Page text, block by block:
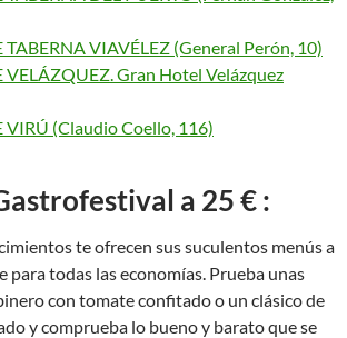
TABERNA VIAVÉLEZ (General Perón, 10)
VELÁZQUEZ. Gran Hotel Velázquez
VIRÚ (Claudio Coello, 116)
a 25 € :
te ofrecen sus suculentos menús a
para todas las economías. Prueba unas
con tomate confitado o un clásico de
y comprueba lo bueno y barato que se